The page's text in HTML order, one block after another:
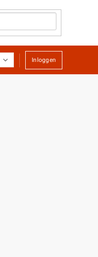
Inloggen